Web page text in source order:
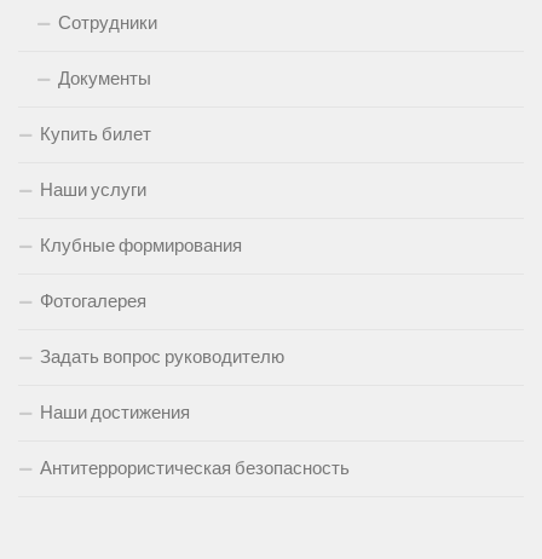
Сотрудники
Документы
Купить билет
Наши услуги
Клубные формирования
Фотогалерея
Задать вопрос руководителю
Наши достижения
Антитеррористическая безопасность